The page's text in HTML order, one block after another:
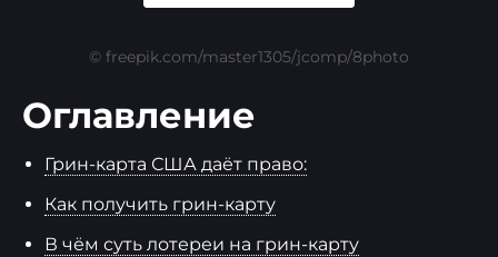
© freepik.com/master1305/jcomp/8photo
Оглавление
Грин-карта США даёт право:
Как получить грин-карту
В чём суть лотереи на грин-карту